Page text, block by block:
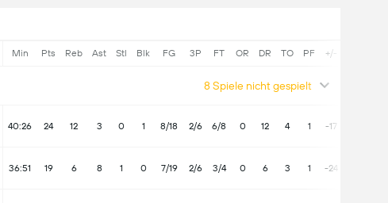
Min Pts Reb Ast Stl Blk FG 3P FT OR DR TO PF +/-
8 Spiele nicht gespielt
40:26 24 12 3 0 1 8/18 2/6 6/8 0 12 4 1 -17
36:51 19 6 8 1 0 7/19 2/6 3/4 0 6 3 1 -24